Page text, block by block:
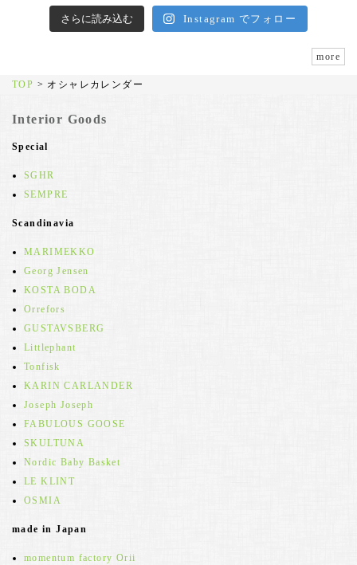
さらに読み込む Instagram でフォロー
more
TOP > オシャレカレンダー
Interior Goods
Special
SGHR
SEMPRE
Scandinavia
MARIMEKKO
Georg Jensen
KOSTA BODA
Orrefors
GUSTAVSBERG
Littlephant
Tonfisk
KARIN CARLANDER
Joseph Joseph
FABULOUS GOOSE
SKULTUNA
Nordic Baby Basket
LE KLINT
OSMIA
made in Japan
momentum factory Orii